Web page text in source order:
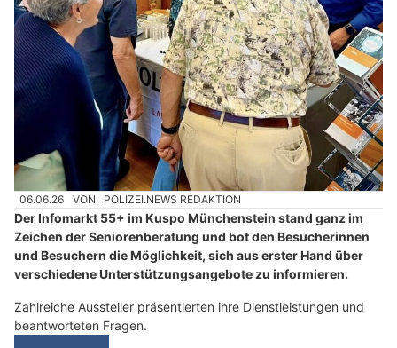
06.06.26 VON POLIZEI.NEWS REDAKTION
Der Infomarkt 55+ im Kuspo Münchenstein stand ganz im
Zeichen der Seniorenberatung und bot den Besucherinnen
und Besuchern die Möglichkeit, sich aus erster Hand über
verschiedene Unterstützungsangebote zu informieren.
Zahlreiche Aussteller präsentierten ihre Dienstleistungen und
beantworteten Fragen.